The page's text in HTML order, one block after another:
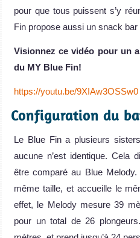
pour que tous puissent s’y
Fin propose aussi un snack bar
Visionnez ce vidéo pour un
du MY Blue Fin!
https://youtu.be/9XIAw3OSSw0
Configuration du
Le Blue Fin a plusieurs
aucune n’est identique. Cela
être comparé au Blue
même taille, et accueille le
effet, le Melody mesure 39
pour un total de 26